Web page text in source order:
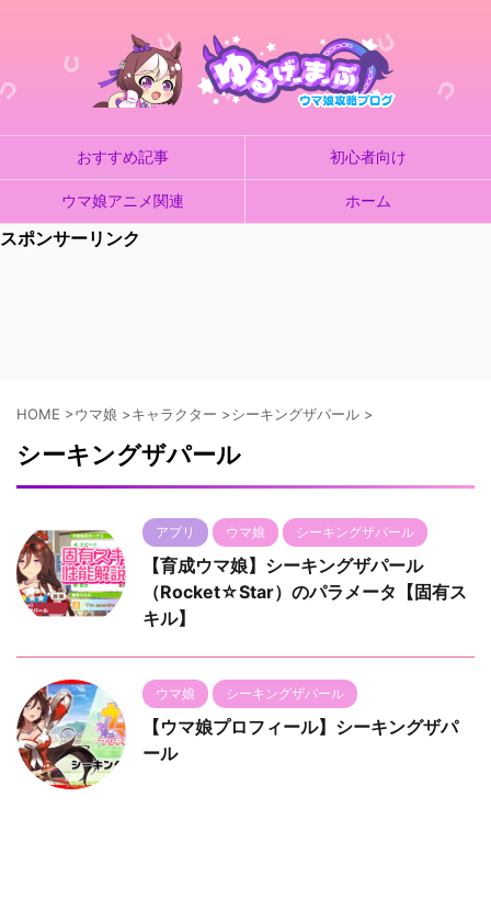
おすすめ記事 初心者向け
ウマ娘アニメ関連 ホーム
スポンサーリンク
HOME >ウマ娘 >キャラクター >シーキングザパール >
シーキングザパール
アプリ ウマ娘 シーキングザパール
【育成ウマ娘】シーキングザパール
（Rocket☆Star）のパラメータ【固有ス
キル】
ウマ娘 シーキングザパール
【ウマ娘プロフィール】シーキングザパ
ール